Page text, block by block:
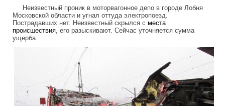
Неизвестный проник в моторвагонное депо в городе Лобня
Московской области и угнал оттуда электропоезд.
Пострадавших нет. Неизвестный скрылся с места
происшествия , его разыскивают. Сейчас уточняется сумма
ущерба.
who_stole_train_in_moscow.jpg